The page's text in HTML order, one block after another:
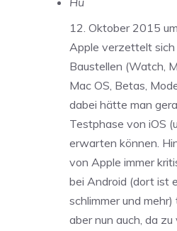
12. Oktober 2015
Apple verzettelt sich
Baustellen (Watch,
Mac OS, Betas,
dabei hätte man
Testphase von iOS
erwarten können.
von Apple immer
bei Android (dort ist
schlimmer und
aber nun auch, da